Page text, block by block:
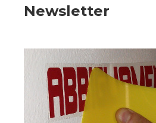
Newsletter